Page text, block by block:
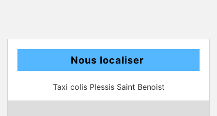
Nous localiser
Taxi colis Plessis Saint Benoist